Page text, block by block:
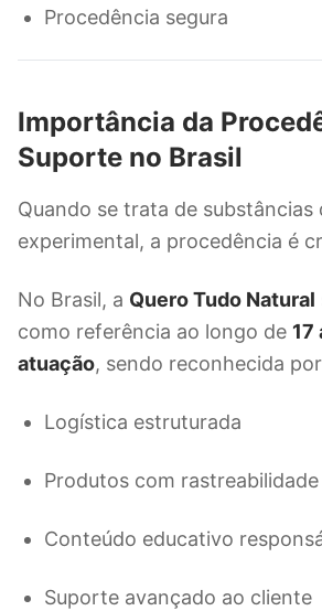
Procedência segura
Importância da
Suporte no Brasil
Quando se trata de substâncias
experimental, a procedência é
No Brasil, a Quero Tudo Natural
como referência ao longo de 17
atuação, sendo reconhecida
Logística estruturada
Produtos com rastreabilidade
Conteúdo educativo
Suporte avançado ao cliente